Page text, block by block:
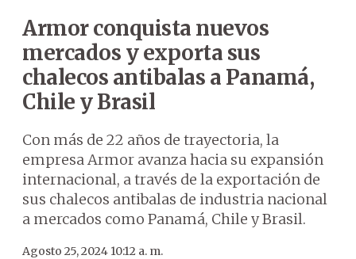
Armor conquista nuevos
mercados y exporta sus
chalecos antibalas a Panamá,
Chile y Brasil
Con más de 22 años de trayectoria, la
empresa Armor avanza hacia su expansión
internacional, a través de la exportación de
sus chalecos antibalas de industria nacional
a mercados como Panamá, Chile y Brasil.
Agosto 25, 2024 10:12 a. m.